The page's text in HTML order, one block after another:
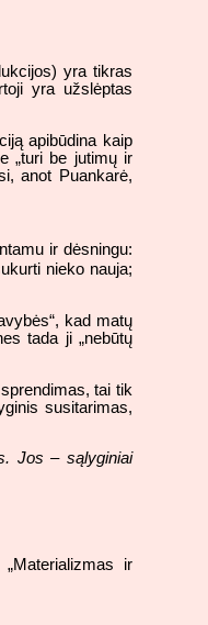
yra tikras
yra užslėptas
apibūdina kaip
„turi be jutimų ir
anot Puankarė,
ir dėsningu:
nieko nauja;
kad matų
tada ji „nebūtų
tai tik
susitarimas,
Jos – sąlyginiai
ir